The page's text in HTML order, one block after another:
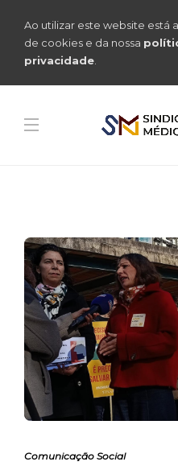
Ao utilizar este website está
de cookies e da nossa
privacidade
Comunicação Social